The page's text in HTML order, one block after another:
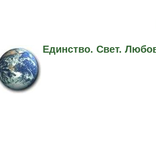
Единство. Свет.